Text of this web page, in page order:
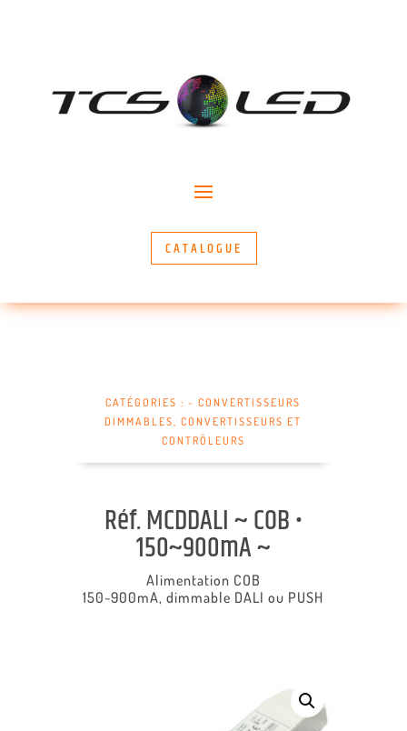
CATALOGUE
CATÉGORIES :~ CONVERTISSEURS
DIMMABLES,CONVERTISSEURS ET
CONTRÔLEURS
Réf. MCDDALI ~ COB •
150~900mA ~
Alimentation COB
150~900mA, dimmable DALI ou PUSH